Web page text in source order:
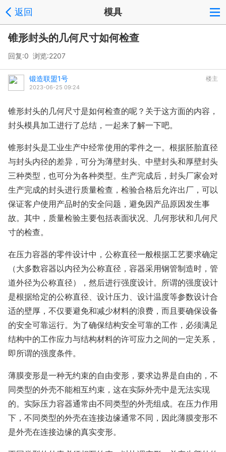
返回 模具
锥形封头的几何尺寸如何检查
回复:0 浏览:2207
楼主
锻造联盟1号
2023-06-25 09:24
锥形封头的几何尺寸是如何检查的呢？关于这方面的内容，
封头模具加工进行了总结，一起来了解一下吧。
锥形封头是工业生产中经常使用的零件之一。根据胚胎直径
与封头内径的差异，可分为薄壁封头、中壁封头和厚壁封头
三种类型，也可分为各种类型。生产完成后，封头厂家会对
生产完成的封头进行质量检查，检验合格后允许出厂，可以
保证客户使用产品时的安全问题，避免因产品原因发生事
故。其中，质量检验主要包括表面状况、几何形状和几何尺
寸的检查。
在压力容器的零件设计中，公称直径一般根据工艺要求确定
（大多数容器以内径为公称直径，容器采用钢管制造时，管
道外径为公称直径），然后进行强度设计。所谓的强度设计
是根据给定的公称直径、设计压力、设计温度等参数设计合
适的壁厚，不仅要避免和减少材料的浪费，而且要确保设备
的安全可靠运行。为了确保结构安全可靠的工作，必须满足
结构中的工作应力与结构材料的许可应力之间的一定关系，
即所谓的强度条件。
薄膜变形是一种无约束的自由变形，要求边界是自由的，不
同类型的外壳不能相互约束，这在实际外壳中是无法实现
的。实际压力容器通常由不同类型的外壳组成。在压力作用
下，不同类型的外壳在连接边缘通常不同，因此薄膜变形不
是外壳在连接边缘的真实变形。